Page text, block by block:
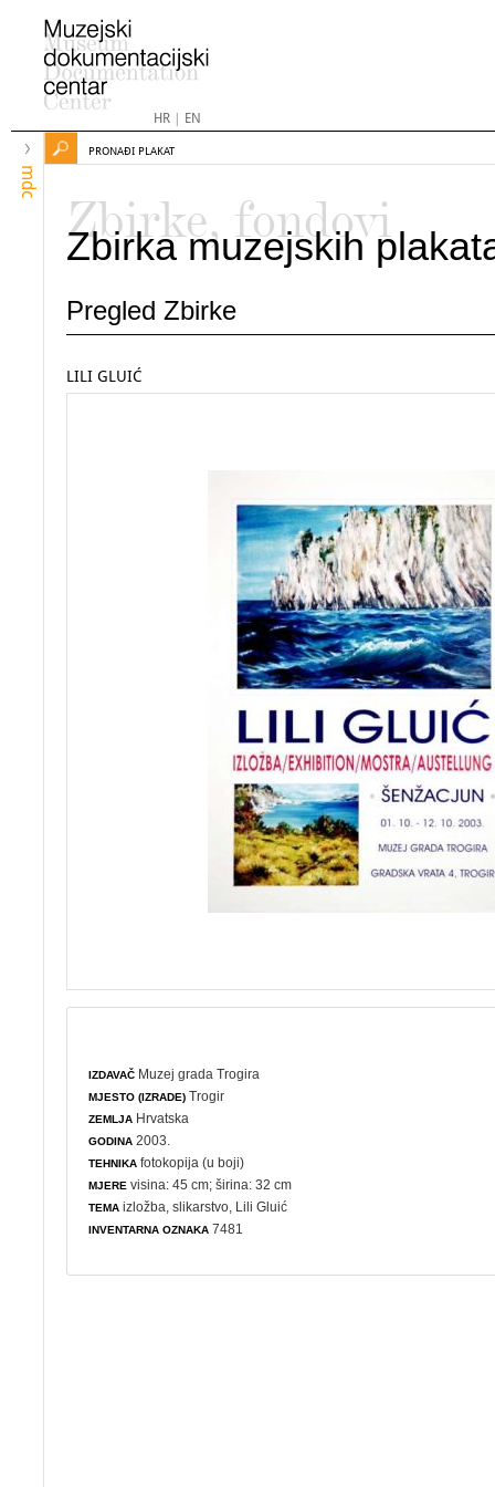
HR| EN
mdc
PRONAĐI PLAKAT
Zbirke, fondovi
Zbirka muzejskih
Pregled Zbirke
LILI GLUIĆ
IZDAVAČ Muzej grada Trogira
MJESTO (IZRADE) Trogir
ZEMLJA Hrvatska
GODINA 2003.
TEHNIKA fotokopija (u boji)
MJERE visina: 45 cm; širina: 32 cm
TEMA izložba ,slikarstvo , Lili Gluić
INVENTARNA OZNAKA 7481